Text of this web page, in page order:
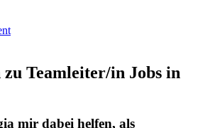
Teamleiter/in Jobs in
mir dabei helfen, als